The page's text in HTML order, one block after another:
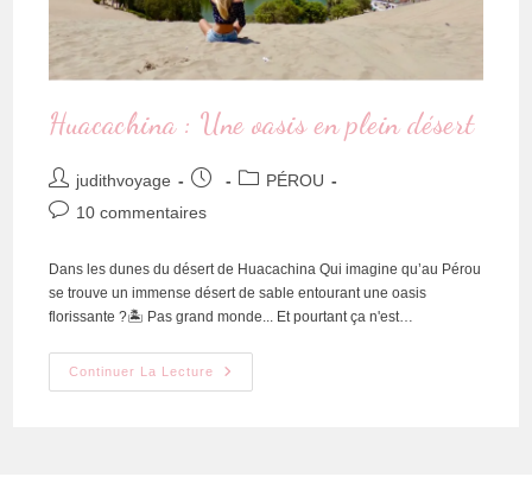
Huacachina : Une oasis en plein désert
judithvoyage
PÉROU
10 commentaires
Dans les dunes du désert de Huacachina Qui imagine qu’au Pérou
se trouve un immense désert de sable entourant une oasis
florissante ?🏝 Pas grand monde... Et pourtant ça n'est…
Continuer La Lecture